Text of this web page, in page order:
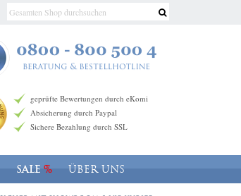
geprüfte Bewertungen durch eKomi
Absicherung durch Paypal
Sichere Bezahlung durch SSL
SALE ÜBER UNS